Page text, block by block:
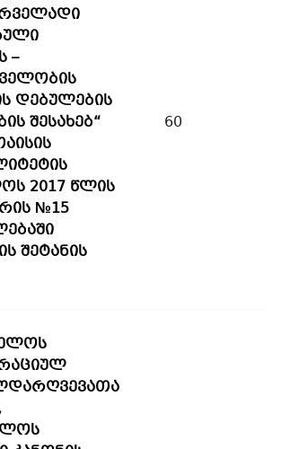
–
დებულების
შესახებ“
2017 წლის
№15
შეტანის
60